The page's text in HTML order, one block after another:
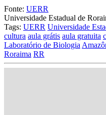
Fonte: UERR
Universidade Estadual de
Tags: UERR Universidade
cultura aula grátis aula gratuita
Laboratório de Biologia
Roraima RR